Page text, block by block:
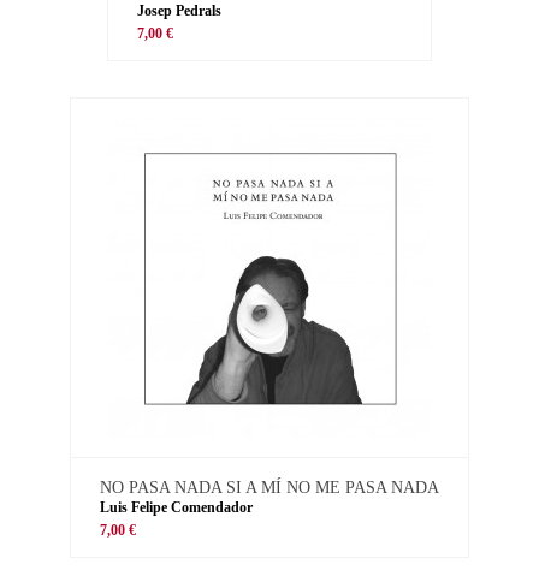
Josep Pedrals
7,00 €
NO PASA NADA SI A MÍ NO ME PASA NADA
Luis Felipe Comendador
7,00 €